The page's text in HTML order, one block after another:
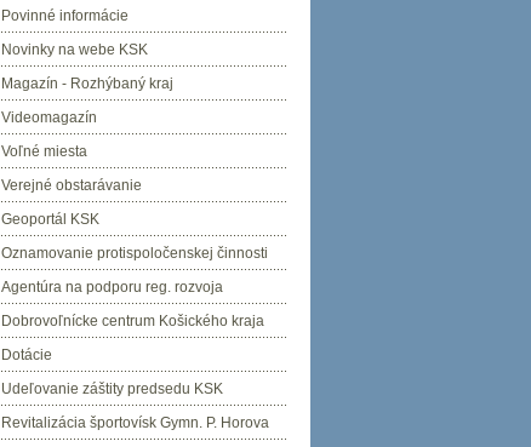
Povinné informácie
Novinky na webe KSK
Magazín - Rozhýbaný kraj
Videomagazín
Voľné miesta
Verejné obstarávanie
Geoportál KSK
Oznamovanie protispoločenskej činnosti
Agentúra na podporu reg. rozvoja
Dobrovoľnícke centrum Košického kraja
Dotácie
Udeľovanie záštity predsedu KSK
Revitalizácia športovísk Gymn. P. Horova